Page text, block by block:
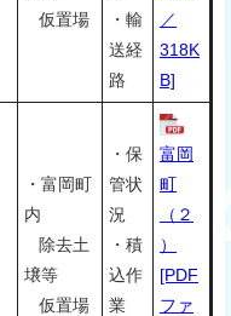
仮置場
・輸
送経
路
／
318K
B]
・富岡町
内
除去土
壌等
仮置場
・保
管状
況
・積
込作
業
富岡
町
（２
）
[PDF
ファ